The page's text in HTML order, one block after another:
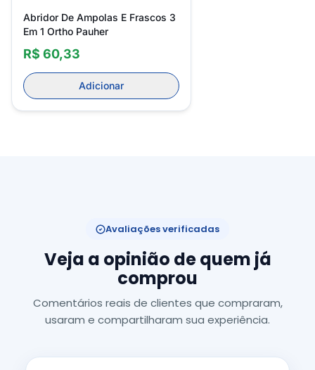
Abridor De Ampolas E Frascos 3
Em 1 Ortho Pauher
R$ 60,33
Adicionar
Avaliações verificadas
Veja a opinião de quem já
comprou
Comentários reais de clientes que compraram,
usaram e compartilharam sua experiência.